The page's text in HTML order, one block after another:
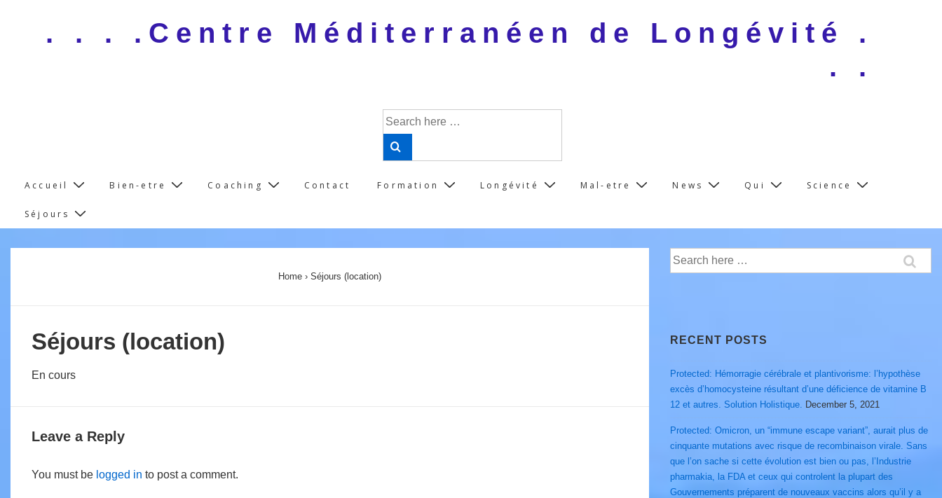
. . . .Centre Méditerranéen de Longévité .
. .
Search
for:
Main
Navigation
Accueil Bien-etre Coaching Contact Formation Longévité Mal-etre News Qui Science
Séjours
Home › Séjours (location)
Séjours (location)
En cours
Leave a Reply
You must be logged in to post a comment.
Search
for:
RECENT POSTS
Protected: Hémorragie cérébrale et plantivorisme: l’hypothèse
excès d’homocysteine résultant d’une déficience de vitamine B
12 et autres. Solution Holistique. December 5, 2021
Protected: Omicron, un “immune escape variant”, aurait plus de
cinquante mutations avec risque de recombinaison virale. Sans
que l’on sache si cette évolution est bien ou pas, l’Industrie
pharmakia, la FDA et ceux qui controlent la plupart des
Gouvernements préparent de nouveaux vaccins alors qu’il y a